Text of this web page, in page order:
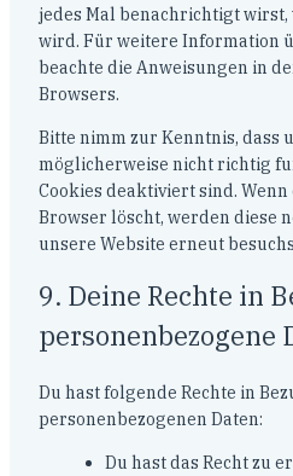
jedes Mal benachrichtigt
wird. Für weitere Information
beachte die Anweisungen in
Browsers.
Bitte nimm zur Kenntnis, dass
möglicherweise nicht richtig
Cookies deaktiviert sind.
Browser löscht, werden diese
unsere Website erneut
9. Deine Rechte in
personenbezogene
Du hast folgende Rechte in
personenbezogenen Daten:
Du hast das Recht zu